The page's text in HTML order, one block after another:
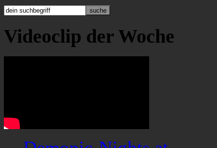
Videoclip der Woche